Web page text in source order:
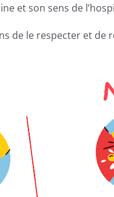
et son sens de
de le respecter et de